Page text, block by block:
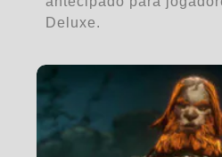
Deluxe.